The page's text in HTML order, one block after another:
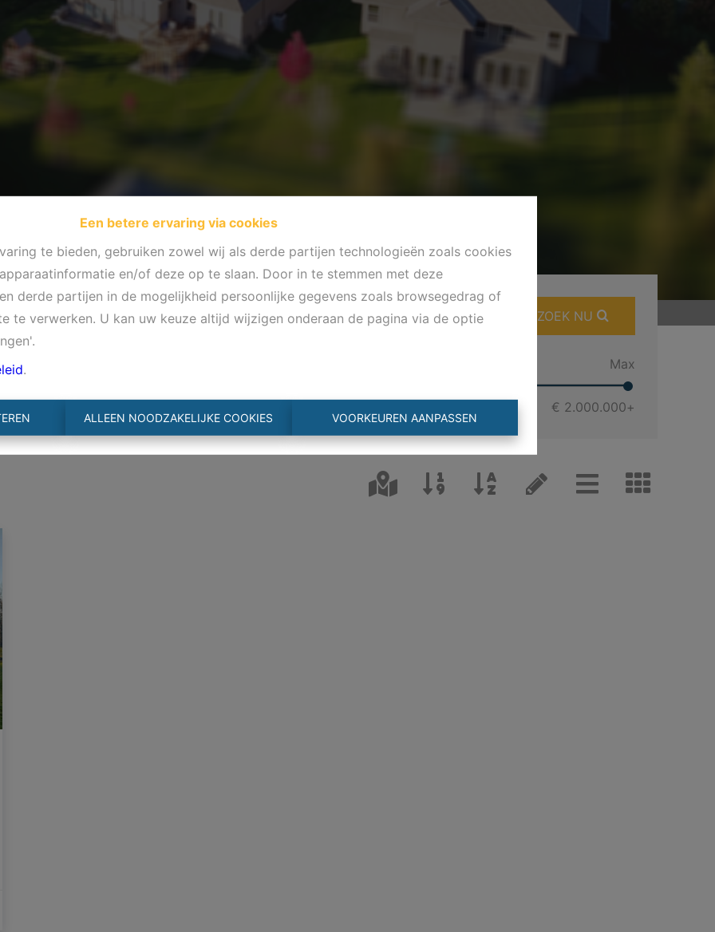
Een betere ervaring via cookies
te bieden, gebruiken zowel wij als derde partijen technologieën zoals cookies
en/of deze op te slaan. Door in te stemmen met deze
derde partijen in de mogelijkheid persoonlijke gegevens zoals browsegedrag of
te verwerken. U kan uw keuze altijd wijzigen onderaan de pagina via de optie
.
ALLEEN NOODZAKELIJKE COOKIES VOORKEUREN AANPASSEN
ZOEK NU
Max
€ 2.000.000+